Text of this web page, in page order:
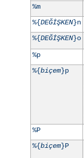
%m
%{DEĞİŞKEN}n
%{DEĞİŞKEN}o
%p
%{biçem}p
%P
%{biçem}P